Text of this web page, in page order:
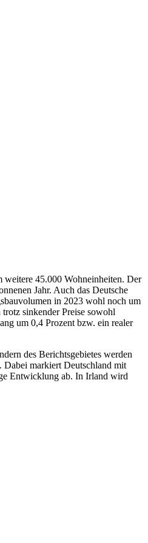
weitere 45.000 Wohneinheiten. Der
Jahr. Auch das Deutsche
in 2023 wohl noch um
sinkender Preise sowohl
um 0,4 Prozent bzw. ein realer
des Berichtsgebietes werden
Dabei markiert Deutschland mit
Entwicklung ab. In Irland wird